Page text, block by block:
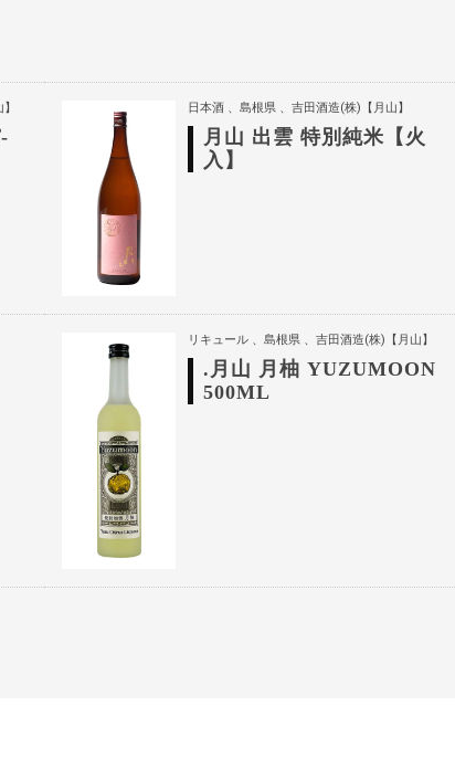
日本酒 島根県 吉田酒造(株)【月山】
月山 出雲 特別純米【火
入】
リキュール 島根県 吉田酒造(株)【月山】
.月山 月柚 YUZUMOON
500ML